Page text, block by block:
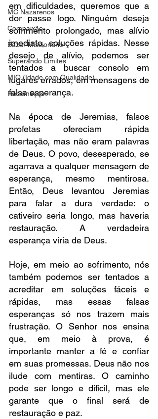
MC Nazarenos
Compaixão
Bazar Missionário
Superando Limites
MIQ (Idade com Qualidade)
Recomeços
em dificuldades, queremos que a
dor passe logo. Ninguém deseja
sofrimento prolongado, mas alívio
imediato, soluções rápidas. Nesse
desejo de alívio, podemos ser
tentados a buscar consolo em
lugares errados, em mensagens de
falsa esperança.
Na época de Jeremias, falsos
profetas ofereciam rápida
libertação, mas não eram palavras
de Deus. O povo, desesperado, se
agarrava a qualquer mensagem de
esperança, mesmo mentirosa.
Então, Deus levantou Jeremias
para falar a dura verdade: o
cativeiro seria longo, mas haveria
restauração. A verdadeira
esperança viria de Deus.
Hoje, em meio ao sofrimento, nós
também podemos ser tentados a
acreditar em soluções fáceis e
rápidas, mas essas falsas
esperanças só nos trazem mais
frustração. O Senhor nos ensina
que, em meio à prova, é
importante manter a fé e confiar
em suas promessas. Deus não nos
ilude com mentiras. O caminho
pode ser longo e difícil, mas ele
garante que o final será de
restauração e paz.